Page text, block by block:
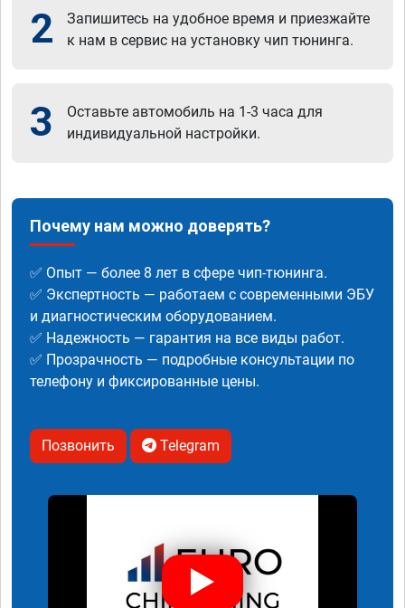
2
Запишитесь на удобное время и приезжайте
к нам в сервис на установку чип тюнинга.
3
Оставьте автомобиль на 1-3 часа для
индивидуальной настройки.
Почему нам можно доверять?
✅ Опыт — более 8 лет в сфере чип-тюнинга.
✅ Экспертность — работаем с современными ЭБУ
и диагностическим оборудованием.
✅ Надежность — гарантия на все виды работ.
✅ Прозрачность — подробные консультации по
телефону и фиксированные цены.
Позвонить Telegram